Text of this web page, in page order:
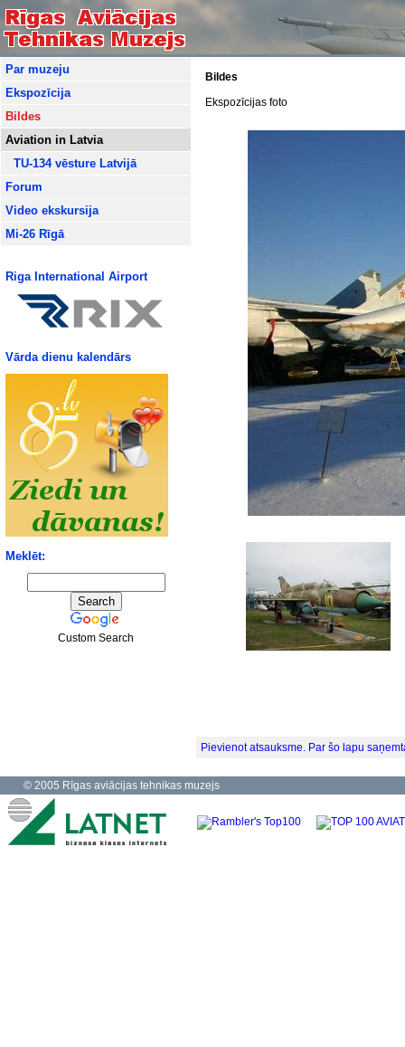
Par muzeju
Ekspozīcija
Bildes
Aviation in Latvia
TU-134 vēsture Latvijā
Forum
Video ekskursija
Mi-26 Rīgā
Riga International Airport
Vārda dienu kalendārs
Meklēt:
Custom Search
Bildes
Ekspozīcijas foto
Pievienot atsauksme. Par šo lapu
© 2005 Rīgas aviācijas tehnikas muzejs